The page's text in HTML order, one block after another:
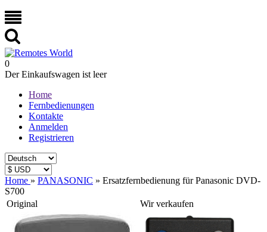
0
Der Einkaufswagen ist leer
Home
Fernbedienungen
Kontakte
Anmelden
Registrieren
Home » PANASONIC » Ersatzfernbedienung für Panasonic DVD-
S700
Original
Wir verkaufen